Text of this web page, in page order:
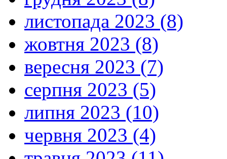
листопада 2023 (8)
жовтня 2023 (8)
вересня 2023 (7)
серпня 2023 (5)
липня 2023 (10)
червня 2023 (4)